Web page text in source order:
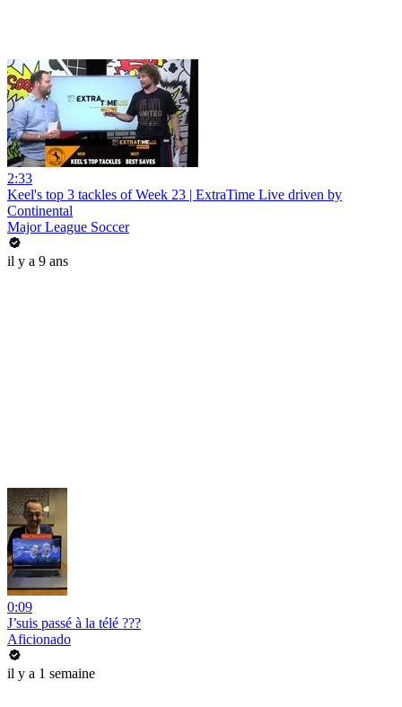
2:33
Keel's top 3 tackles of Week 23 | ExtraTime Live driven by
Continental
Major League Soccer
il y a 9 ans
0:09
J’suis passé à la télé ???
Aficionado
il y a 1 semaine